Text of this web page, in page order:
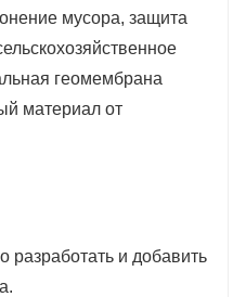
мусора, защита
геомембрана
материал от
и добавить